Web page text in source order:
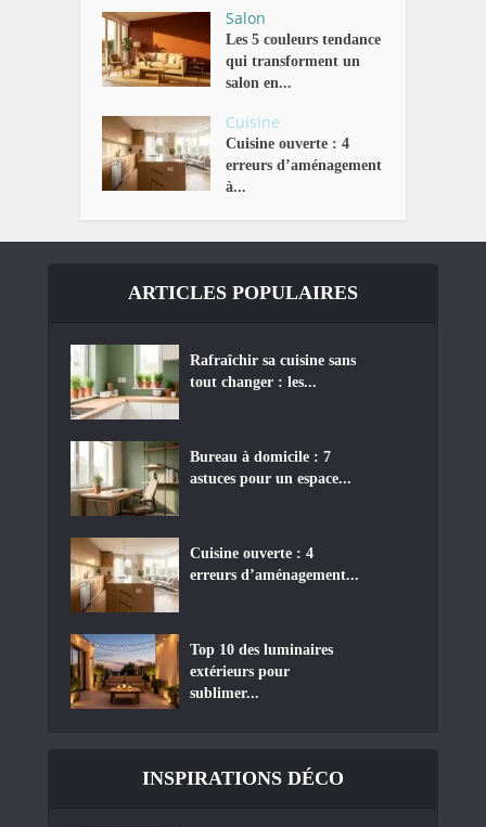
Salon
Les 5 couleurs tendance
qui transforment un
salon en...
Cuisine
Cuisine ouverte : 4
erreurs d’aménagement
à...
ARTICLES POPULAIRES
Rafraîchir sa cuisine sans
tout changer : les...
Bureau à domicile : 7
astuces pour un espace...
Cuisine ouverte : 4
erreurs d’aménagement...
Top 10 des luminaires
extérieurs pour
sublimer...
INSPIRATIONS DÉCO